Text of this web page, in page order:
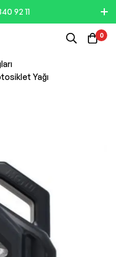
92 11
0
Yağı